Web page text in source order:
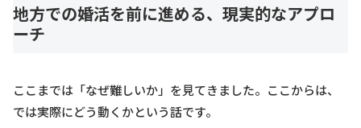
地方での婚活を前に進める、現実的なアプロ
ーチ
ここまでは「なぜ難しいか」を見てきました。ここからは、
では実際にどう動くかという話です。